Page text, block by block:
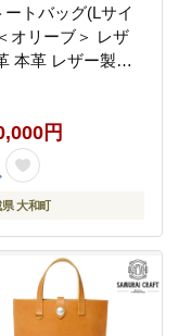
ートバッグ(Lサイ
オリーブ＞ レザ
本革 レザー製品
ハンドメイド ファ
ン 小物 Samurai
【株式会社Stand
】ta282-olive
円
県 大和町